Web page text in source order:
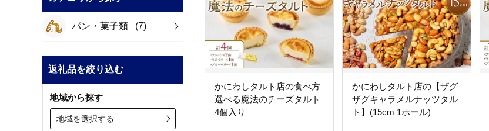
パン・菓子類 (7)
返礼品を絞り込む
地域から探す
地域を選択する
かにわしタルト店の食べ方
選べる魔法のチーズタルト
4個入り
かにわしタルト店の【ザグ
ザグキャラメルナッツタル
ト】(15cm 1ホール)